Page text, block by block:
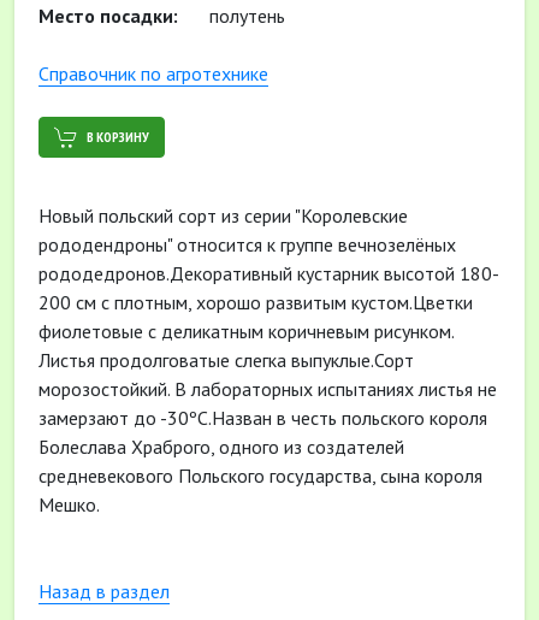
Место посадки:
полутень
Cправочник по агротехнике
В КОРЗИНУ
Новый польский сорт из серии "Королевские
рододендроны" относится к группе вечнозелёных
рододедронов.Декоративный кустарник высотой 180-
200 см с плотным, хорошо развитым кустом.Цветки
фиолетовые с деликатным коричневым рисунком.
Листья продолговатые слегка выпуклые.Сорт
морозостойкий. В лабораторных испытаниях листья не
замерзают до -30ºС.Назван в честь польского короля
Болеслава Храброго, одного из создателей
средневекового Польского государства, сына короля
Мешко.
Назад в раздел